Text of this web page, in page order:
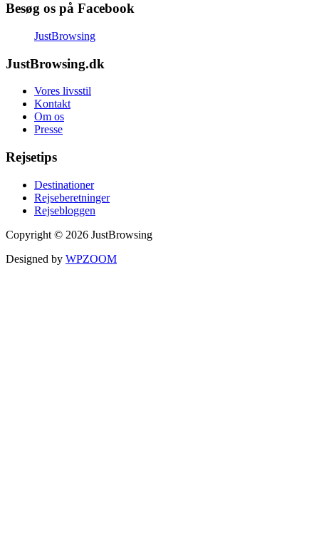
Besøg os på Facebook
JustBrowsing
JustBrowsing.dk
Vores livsstil
Kontakt
Om os
Presse
Rejsetips
Destinationer
Rejseberetninger
Rejsebloggen
Copyright © 2026 JustBrowsing
Designed by WPZOOM